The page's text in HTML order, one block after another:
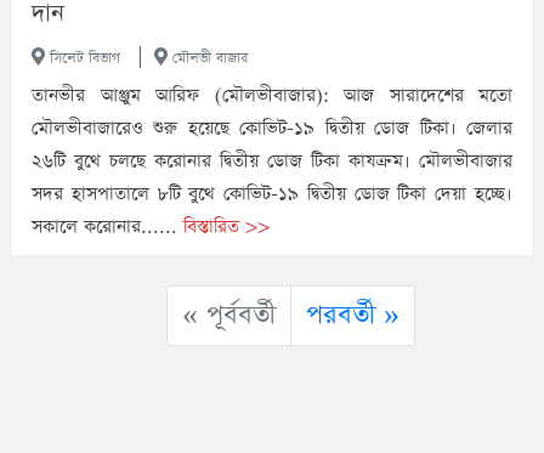
দান
সিলেট বিভাগ মৌলভী বাজার
তানভীর আঞ্জুম আরিফ (মৌলভীবাজার): আজ সারাদেশের মতো
মৌলভীবাজারেও শুরু হয়েছে কোভিট-১৯ দ্বিতীয় ডোজ টিকা। জেলার
২৬টি বুথে চলছে করোনার দ্বিতীয় ডোজ টিকা কাযক্রম। মৌলভীবাজার
সদর হাসপাতালে ৮টি বুথে কোভিট-১৯ দ্বিতীয় ডোজ টিকা দেয়া হচ্ছে।
সকালে করোনার......বিস্তারিত >>
« পূর্ববর্তী পরবর্তী »